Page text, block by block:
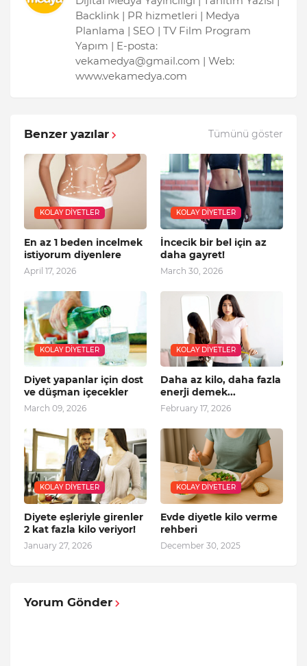
Backlink | PR hizmetleri | Medya
Planlama | SEO | TV Film Program
Yapım | E-posta:
vekamedya@gmail.com | Web:
www.vekamedya.com
Benzer yazılar Tümünü göster
KOLAY DIYETLER
En az 1 beden incelmek
istiyorum diyenlere
April 17, 2026
KOLAY DIYETLER
İncecik bir bel için az
daha gayret!
March 30, 2026
KOLAY DIYETLER
Diyet yapanlar için dost
ve düşman içecekler
March 09, 2026
KOLAY DIYETLER
Daha az kilo, daha fazla
enerji demek...
February 17, 2026
KOLAY DIYETLER
Diyete eşleriyle girenler
2 kat fazla kilo veriyor!
January 27, 2026
KOLAY DIYETLER
Evde diyetle kilo verme
rehberi
December 30, 2025
Yorum Gönder